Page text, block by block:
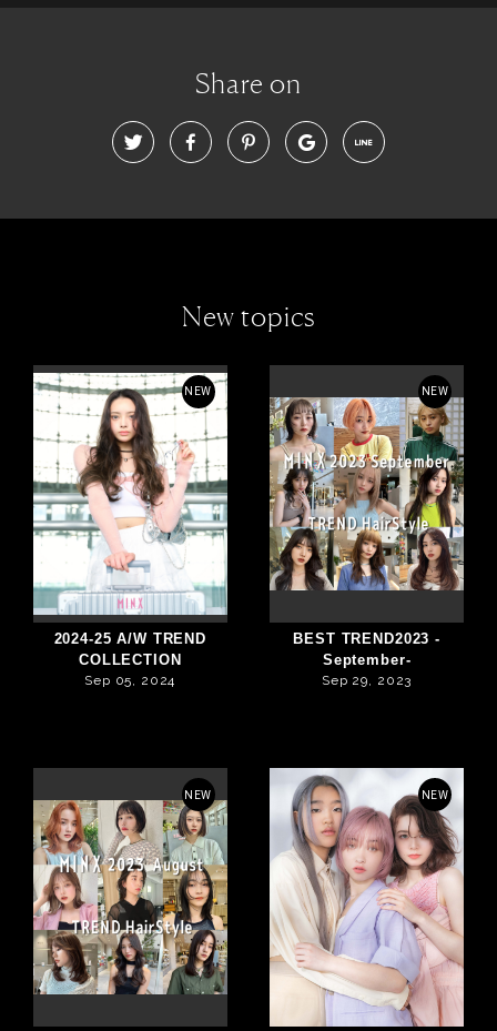
Share on
New topics
NEW
2024-25 A/W TREND
COLLECTION
Sep 05, 2024
NEW
BEST TREND2023 -
September-
Sep 29, 2023
NEW NEW